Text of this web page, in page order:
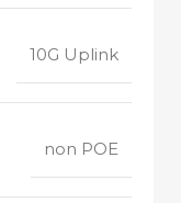
10G Uplink
non POE